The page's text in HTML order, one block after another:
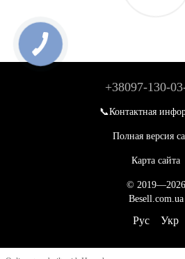
+38097-130-
📞Контактная
Полная версия
Карта сайта
© 2019—2026
Besell.com.ua
Рус Укр